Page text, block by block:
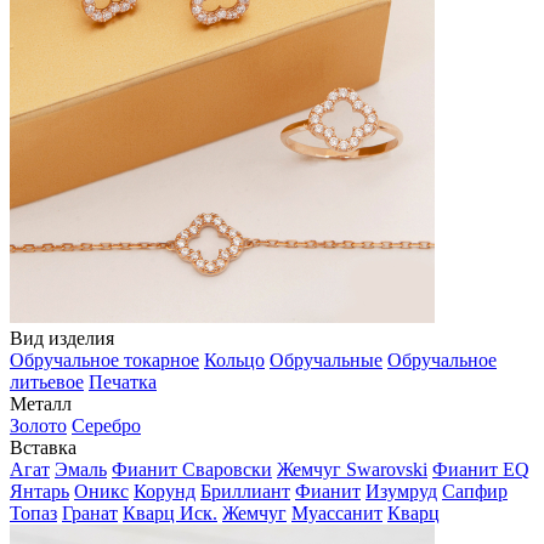
Вид изделия
Обручальное токарное Кольцо Обручальные Обручальное
литьевое Печатка
Металл
Золото Серебро
Вставка
Агат Эмаль Фианит Сваровски Жемчуг Swarovski Фианит EQ
Янтарь Оникс Корунд Бриллиант Фианит Изумруд Сапфир
Топаз Гранат Кварц Иск. Жемчуг Муассанит Кварц